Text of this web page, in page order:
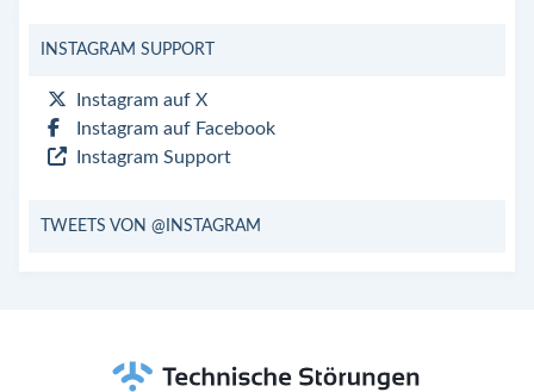
INSTAGRAM SUPPORT
Instagram auf X
Instagram auf Facebook
Instagram Support
TWEETS VON @INSTAGRAM